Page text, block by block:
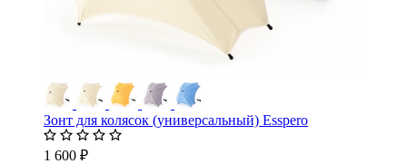
Зонт для колясок (универсальный) Esspero
1 600 ₽